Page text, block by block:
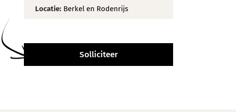
Locatie: Berkel en Rodenrijs
Solliciteer